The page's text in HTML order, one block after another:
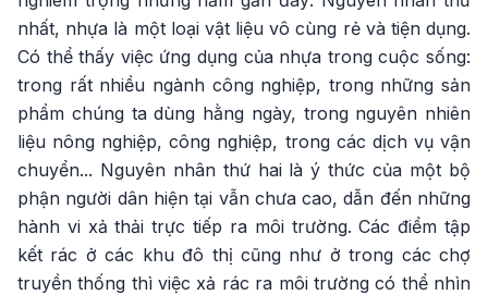
nhất, nhựa là một loại vật liệu vô cùng rẻ và tiện dụng.
Có thể thấy việc ứng dụng của nhựa trong cuộc sống:
trong rất nhiều ngành công nghiệp, trong những sản
phẩm chúng ta dùng hằng ngày, trong nguyên nhiên
liệu nông nghiệp, công nghiệp, trong các dịch vụ vận
chuyển... Nguyên nhân thứ hai là ý thức của một bộ
phận người dân hiện tại vẫn chưa cao, dẫn đến những
hành vi xả thải trực tiếp ra môi trường. Các điểm tập
kết rác ở các khu đô thị cũng như ở trong các chợ
truyền thống thì việc xả rác ra môi trường có thể nhìn